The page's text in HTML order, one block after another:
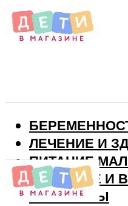
ЛЕЧЕНИЕ И
ПИТАНИЕ
РАЗВИТИЕ И
ВИТАМИНЫ